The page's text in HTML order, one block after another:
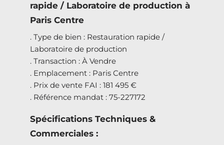
rapide / Laboratoire de production à
Paris Centre
. Type de bien : Restauration rapide /
Laboratoire de production
. Transaction : À Vendre
. Emplacement : Paris Centre
. Prix de vente FAI : 181 495 €
. Référence mandat : 75-227172
Spécifications Techniques &
Commerciales :